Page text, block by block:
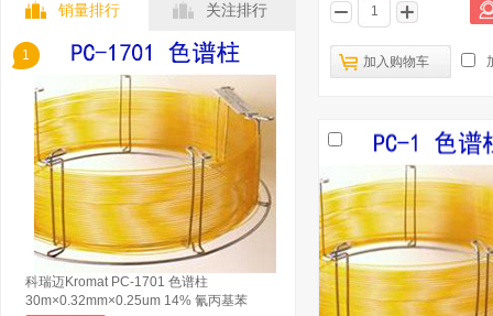
销量排行 关注排行
1
科瑞迈Kromat PC-1701 色谱柱
30m×0.32mm×0.25um 14% 氰丙基苯
加入购物车